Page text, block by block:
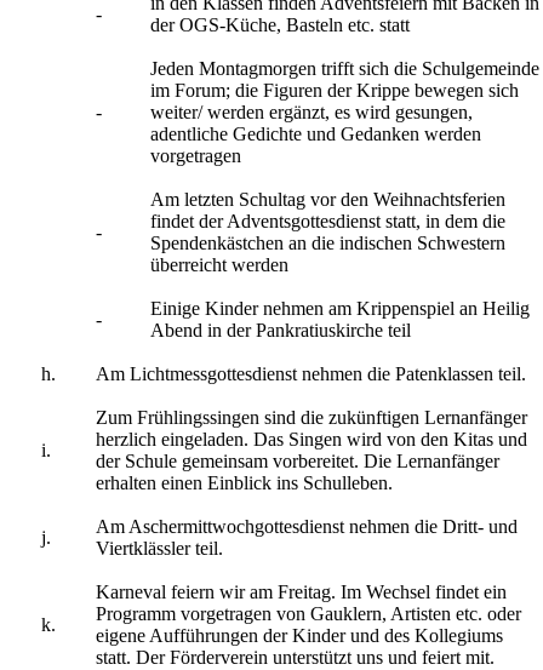
-
der OGS-Küche, Basteln etc. statt
-
Jeden Montagmorgen trifft sich die Schulgemeinde
im Forum; die Figuren der Krippe bewegen sich
weiter/ werden ergänzt, es wird gesungen,
adentliche Gedichte und Gedanken werden
vorgetragen
-
Am letzten Schultag vor den Weihnachtsferien
findet der Adventsgottesdienst statt, in dem die
Spendenkästchen an die indischen Schwestern
überreicht werden
-
Einige Kinder nehmen am Krippenspiel an Heilig
Abend in der Pankratiuskirche teil
h. Am Lichtmessgottesdienst nehmen die Patenklassen teil.
i.
Zum Frühlingssingen sind die zukünftigen Lernanfänger
herzlich eingeladen. Das Singen wird von den Kitas und
der Schule gemeinsam vorbereitet. Die Lernanfänger
erhalten einen Einblick ins Schulleben.
j.
Am Aschermittwochgottesdienst nehmen die Dritt- und
Viertklässler teil.
k.
Karneval feiern wir am Freitag. Im Wechsel findet ein
Programm vorgetragen von Gauklern, Artisten etc. oder
eigene Aufführungen der Kinder und des Kollegiums
statt. Der Förderverein unterstützt uns und feiert mit.